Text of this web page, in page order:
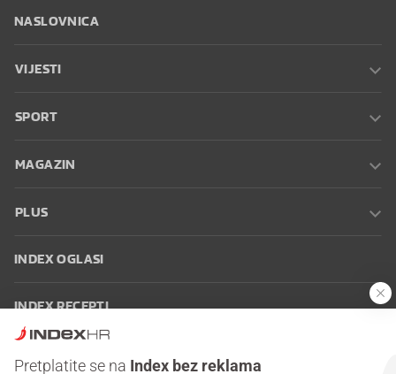
NASLOVNICA
VIJESTI
SPORT
MAGAZIN
PLUS
INDEX OGLASI
INDEX RECEPTI
Pretplatite se na Index bez reklama